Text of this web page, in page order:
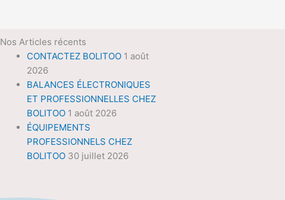
Nos Articles récents
CONTACTEZ BOLITOO 1 août
2026
BALANCES ÉLECTRONIQUES
ET PROFESSIONNELLES CHEZ
BOLITOO 1 août 2026
ÉQUIPEMENTS
PROFESSIONNELS CHEZ
BOLITOO 30 juillet 2026